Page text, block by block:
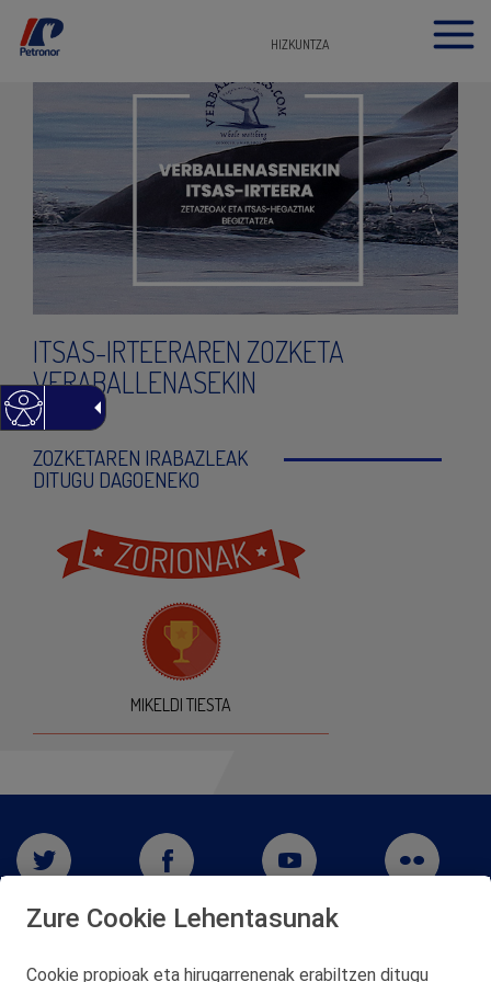
HIZKUNTZA
ITSAS-IRTEERAREN ZOZKETA
VERABALLENASEKIN
ZOZKETAREN IRABAZLEAK
DITUGU DAGOENEKO
MIKELDI TIESTA
Zure Cookie Lehentasunak
Cookie propioak eta hirugarrenenak erabiltzen ditugu